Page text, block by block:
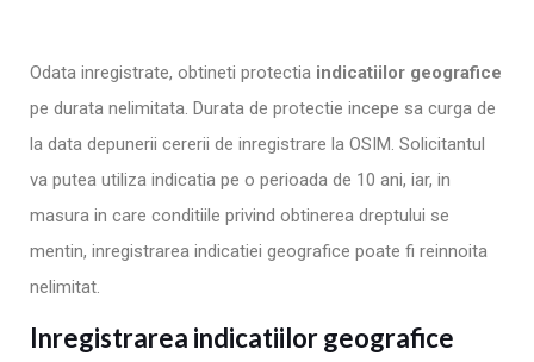
Odata inregistrate, obtineti protectia indicatiilor geografice
pe durata nelimitata. Durata de protectie incepe sa curga de
la data depunerii cererii de inregistrare la OSIM. Solicitantul
va putea utiliza indicatia pe o perioada de 10 ani, iar, in
masura in care conditiile privind obtinerea dreptului se
mentin, inregistrarea indicatiei geografice poate fi reinnoita
nelimitat.
Inregistrarea indicatiilor geografice